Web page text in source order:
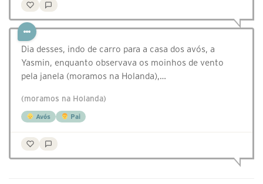
Dia desses, indo de carro para a casa dos avós, a
Yasmin, enquanto observava os moinhos de vento
pela janela (moramos na Holanda),…
(moramos na Holanda)
Avós Pai